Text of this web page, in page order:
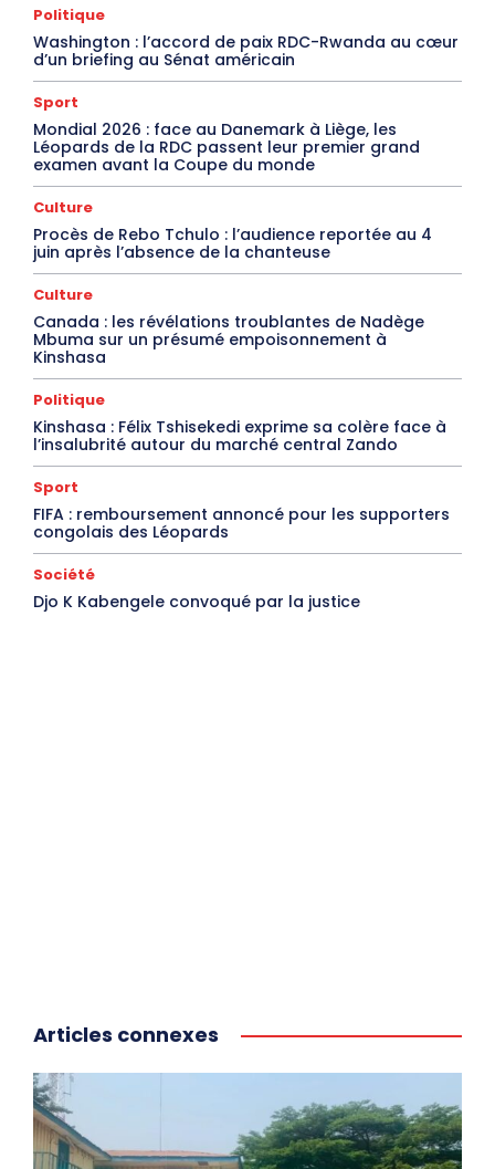
Politique
Washington : l’accord de paix RDC-Rwanda au cœur
d’un briefing au Sénat américain
Sport
Mondial 2026 : face au Danemark à Liège, les
Léopards de la RDC passent leur premier grand
examen avant la Coupe du monde
Culture
Procès de Rebo Tchulo : l’audience reportée au 4
juin après l’absence de la chanteuse
Culture
Canada : les révélations troublantes de Nadège
Mbuma sur un présumé empoisonnement à
Kinshasa
Politique
Kinshasa : Félix Tshisekedi exprime sa colère face à
l’insalubrité autour du marché central Zando
Sport
FIFA : remboursement annoncé pour les supporters
congolais des Léopards
Société
Djo K Kabengele convoqué par la justice
Articles connexes